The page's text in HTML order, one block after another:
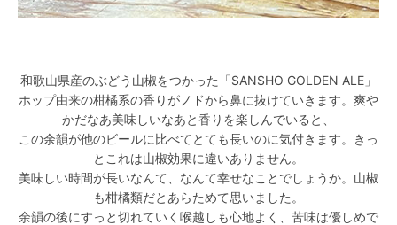
和歌山県産のぶどう山椒をつかった「SANSHO GOLDEN ALE」
ホップ由来の柑橘系の香りがノドから鼻に抜けていきます。爽や
かだなあ美味しいなあと香りを楽しんでいると、
この余韻が他のビールに比べてとても長いのに気付きます。きっ
とこれは山椒効果に違いありません。
美味しい時間が長いなんて、なんて幸せなことでしょうか。山椒
も柑橘類だとあらためて思いました。
余韻の後にすっと切れていく喉越しも心地よく、苦味は優しめで